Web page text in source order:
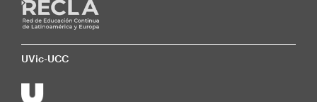
UVic-UCC